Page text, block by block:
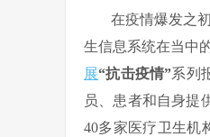
在疫情爆发之
生信息系统在当中
展“抗击疫情”系列
员、患者和自身提
40多家医疗卫生机